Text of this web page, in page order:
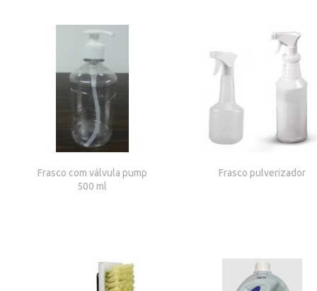
Frasco com válvula pump
500 ml
Frasco pulverizador